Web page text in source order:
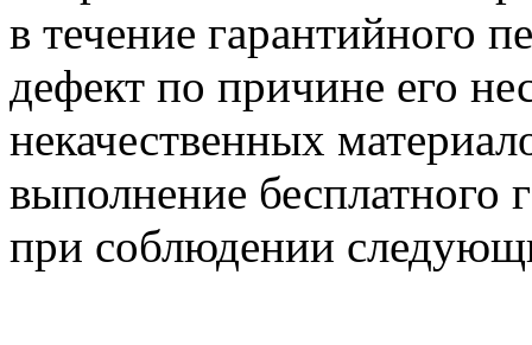
в течение гарантийного
дефект по причине его
некачественных
выполнение бесплатного
при соблюдении